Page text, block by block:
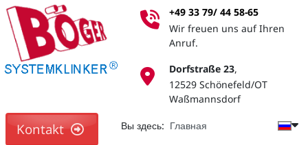
Kontakt
+49 33 79/ 44 58-65
Wir freuen uns auf Ihren
Anruf.
Dorfstraße 23,
12529 Schönefeld/OT
Waßmannsdorf
Вы здесь: Главная